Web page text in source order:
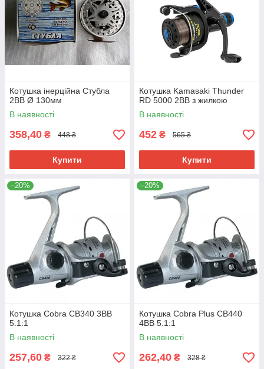
Котушка інерційна Стубла
2BB Ø 130мм
В наявності
358,40 ₴ 448 ₴
Купити
Котушка Kamasaki Thunder
RD 5000 2BB з жилкою
В наявності
452 ₴ 565 ₴
Купити
–20%
Котушка Cobra СВ340 3BB
5.1:1
В наявності
257,60 ₴ 322 ₴
–20%
Котушка Cobra Plus СВ440
4BB 5.1:1
В наявності
262,40 ₴ 328 ₴